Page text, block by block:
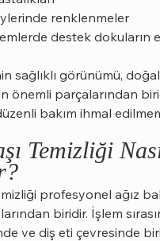
renklenmeler
destek dokuların
sağlıklı görünümü,
önemli parçalarından
bakım ihmal
Temizliği
profesyonel ağız
biridir. İşlem
ve diş eti çevresinde